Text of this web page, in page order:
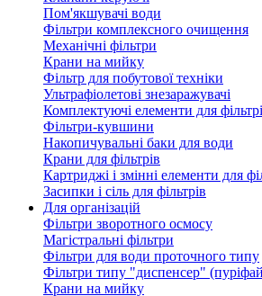
Пом'якшувачі води
Фільтри комплексного очищення
Механічні фільтри
Крани на мийку
Фільтр для побутової техніки
Ультрафіолетові знезаражувачі
Комплектуючі елементи для
Фільтри-кувшини
Накопичувальні баки для води
Крани для фільтрів
Картриджі і змінні елементи для
Засипки і сіль для фільтрів
Для організацій
Фільтри зворотного осмосу
Магістральні фільтри
Фільтри для води проточного типу
Фільтри типу "диспенсер"
Крани на мийку